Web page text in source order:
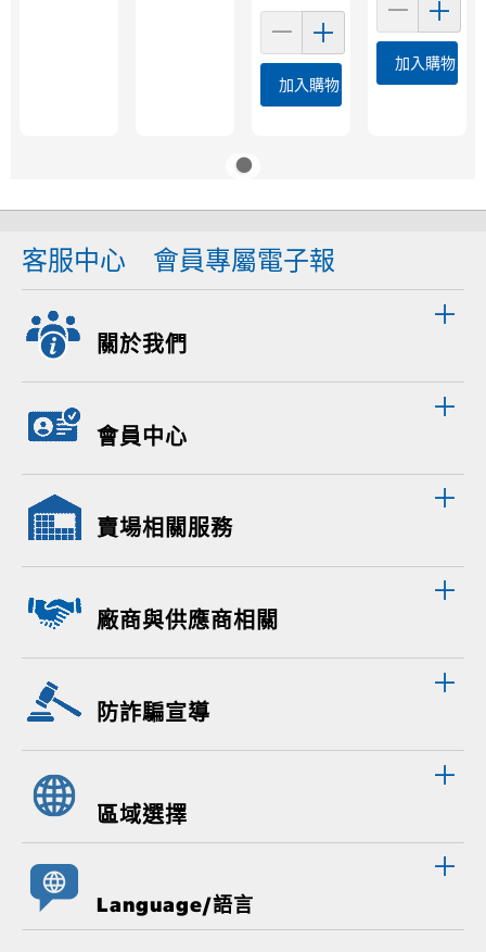
加入購物車
加入購物車
客服中心 會員專屬電子報
關於我們
會員中心
賣場相關服務
廠商與供應商相關
防詐騙宣導
區域選擇
Language/語言